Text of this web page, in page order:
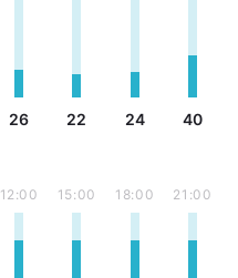
26 22 24 40
12:00 15:00 18:00 21:00